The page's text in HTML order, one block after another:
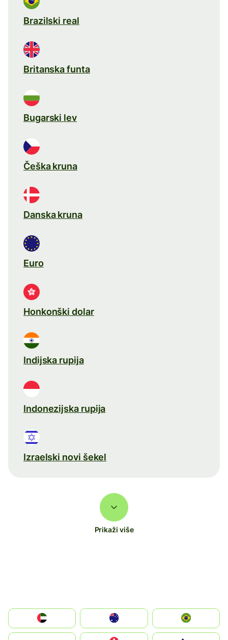
Brazilski real
Britanska funta
Bugarski lev
Češka kruna
Danska kruna
Euro
Honkonški dolar
Indijska rupija
Indonezijska rupija
Izraelski novi šekel
Prikaži više
الإمارات العربية المتحدة